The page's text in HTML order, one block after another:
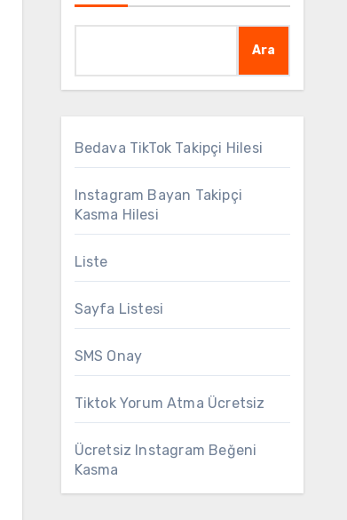
Ara
Bedava TikTok Takipçi Hilesi
Instagram Bayan Takipçi
Kasma Hilesi
Liste
Sayfa Listesi
SMS Onay
Tiktok Yorum Atma Ücretsiz
Ücretsiz Instagram Beğeni
Kasma